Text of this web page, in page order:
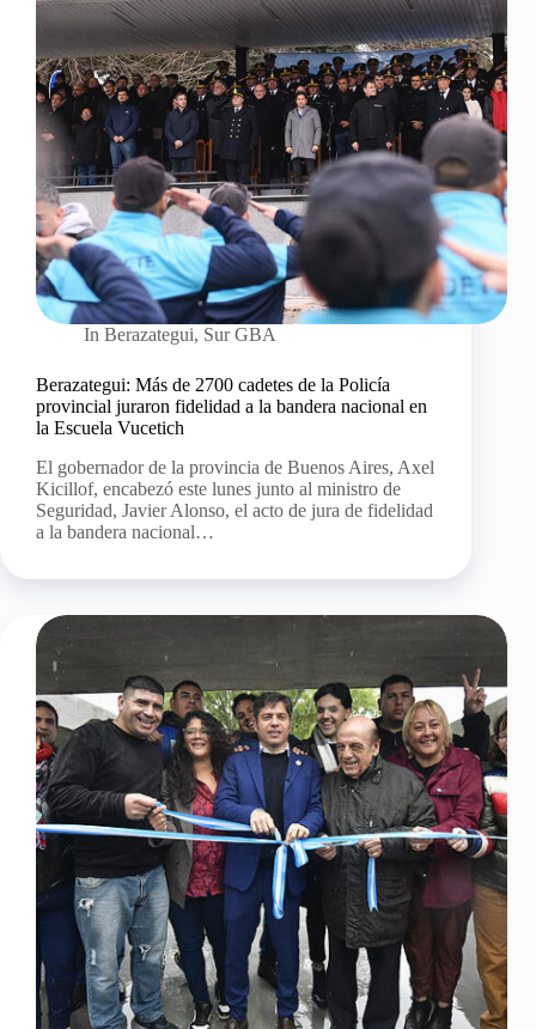
In Berazategui, Sur GBA
Berazategui: Más de 2700 cadetes de la Policía
provincial juraron fidelidad a la bandera nacional en
la Escuela Vucetich
El gobernador de la provincia de Buenos Aires, Axel
Kicillof, encabezó este lunes junto al ministro de
Seguridad, Javier Alonso, el acto de jura de fidelidad
a la bandera nacional…